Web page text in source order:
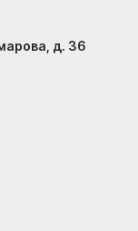
д. 36